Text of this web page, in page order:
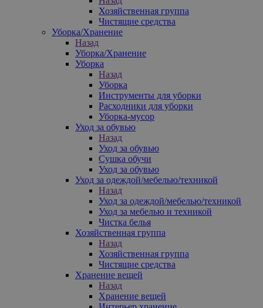
Хозяйственная группа
Чистящие средства
Уборка/Хранение
Назад
Уборка/Хранение
Уборка
Назад
Уборка
Инструменты для уборки
Расходники для уборки
Уборка-мусор
Уход за обувью
Назад
Уход за обувью
Сушка обучи
Уход за обувью
Уход за одеждой/мебелью/техникой
Назад
Уход за одеждой/мебелью/техникой
Уход за мебелью и техникой
Чистка белья
Хозяйственная группа
Назад
Хозяйственная группа
Чистящие средства
Хранение вещей
Назад
Хранение вещей